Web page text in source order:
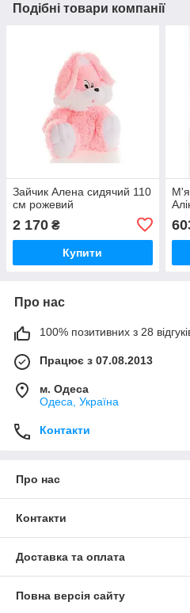
Подібні товари компанії
Зайчик Алена сидячий 110
см рожевий
2 170 ₴
Купити
Про нас
100% позитивних з 28
Працює з 07.08.2013
м. Одеса
Одеса, Україна
Контакти
Про нас
Контакти
Доставка та оплата
Повна версія сайту